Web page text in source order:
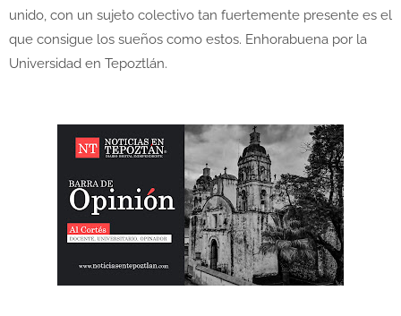
unido, con un sujeto colectivo tan fuertemente presente es el
que consigue los sueños como estos. Enhorabuena por la
Universidad en Tepoztlán.